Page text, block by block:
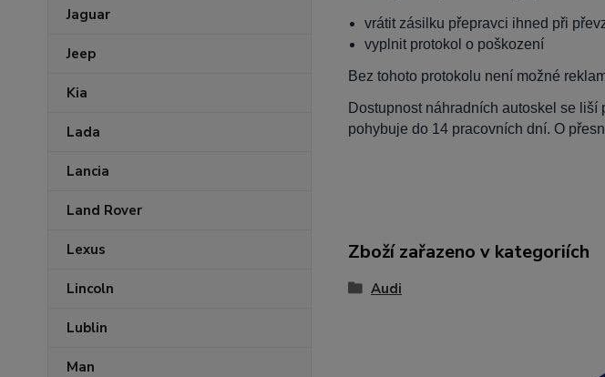
Jaguar
Jeep
Kia
Lada
Lancia
Land Rover
Lexus
Lincoln
Lublin
Man
vrátit zásilku přepravci ihned při
vyplnit protokol o poškození
Bez tohoto protokolu není možné
Dostupnost náhradních autoskel se
pohybuje do 14 pracovních dní. O
Zboží zařazeno v kategoriích
Audi